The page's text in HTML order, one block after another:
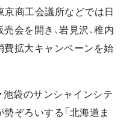
京商工会議所などでは日
会を開き、岩見沢、稚内
費拡大キャンペーンを始
池袋のサンシャインシテ
ぞろいする「北海道ま